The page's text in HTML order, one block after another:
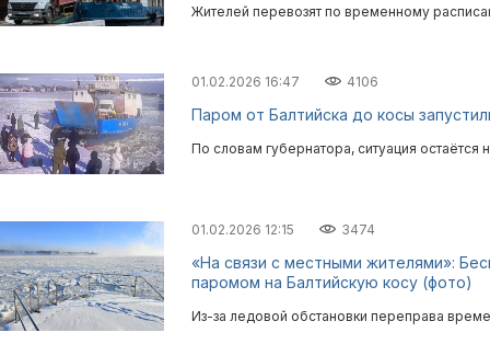
Жителей перевозят по временному
01.02.2026 16:47 4106
Паром от Балтийска до косы
По словам губернатора, ситуация остаётся
01.02.2026 12:15 3474
«На связи с местными жителями»:
паромом на Балтийскую косу (фото)
Из-за ледовой обстановки переправа